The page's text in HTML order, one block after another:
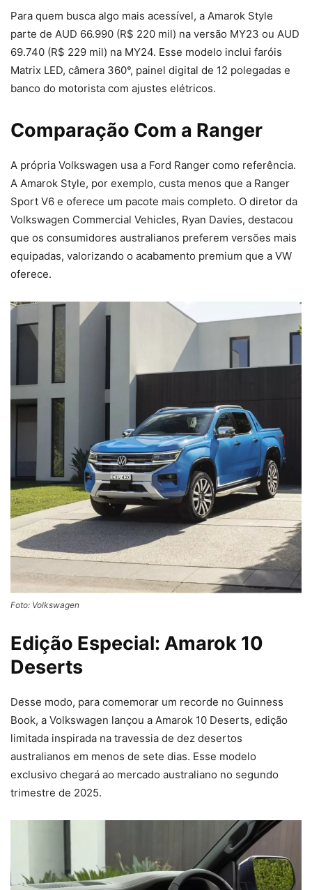
Para quem busca algo mais acessível, a Amarok Style
parte de AUD 66.990 (R$ 220 mil) na versão MY23 ou AUD
69.740 (R$ 229 mil) na MY24. Esse modelo inclui faróis
Matrix LED, câmera 360°, painel digital de 12 polegadas e
banco do motorista com ajustes elétricos.
Comparação Com a Ranger
A própria Volkswagen usa a Ford Ranger como referência.
A Amarok Style, por exemplo, custa menos que a Ranger
Sport V6 e oferece um pacote mais completo. O diretor da
Volkswagen Commercial Vehicles, Ryan Davies, destacou
que os consumidores australianos preferem versões mais
equipadas, valorizando o acabamento premium que a VW
oferece.
Foto: Volkswagen
Edição Especial: Amarok 10
Deserts
Desse modo, para comemorar um recorde no Guinness
Book, a Volkswagen lançou a Amarok 10 Deserts, edição
limitada inspirada na travessia de dez desertos
australianos em menos de sete dias. Esse modelo
exclusivo chegará ao mercado australiano no segundo
trimestre de 2025.